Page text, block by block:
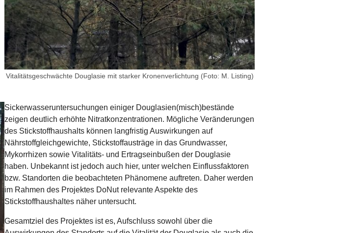
Vitalitätsgeschwächte Douglasie mit starker Kronenverlichtung (Foto: M. Listing)
Sickerwasseruntersuchungen einiger Douglasien(misch)bestände
zeigen deutlich erhöhte Nitratkonzentrationen. Mögliche Veränderungen
des Stickstoffhaushalts können langfristig Auswirkungen auf
Nährstoffgleichgewichte, Stickstoffausträge in das Grundwasser,
Mykorrhizen sowie Vitalitäts- und Ertragseinbußen der Douglasie
haben. Unbekannt ist jedoch auch hier, unter welchen Einflussfaktoren
bzw. Standorten die beobachteten Phänomene auftreten. Daher werden
im Rahmen des Projektes DoNut relevante Aspekte des
Stickstoffhaushaltes näher untersucht.
Gesamtziel des Projektes ist es, Aufschluss sowohl über die